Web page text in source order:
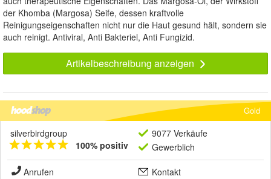
der Khomba (Margosa) Seife, dessen kraftvolle
Reinigungseigenschaften nicht nur die Haut gesund hält, sondern sie
auch reinigt. Antiviral, Anti Bakteriel, Anti Fungizid.
Artikelbeschreibung anzeigen
Gold
silverbirdgroup
100% positiv
9077 Verkäufe
Gewerblich
Anrufen
Kontakt